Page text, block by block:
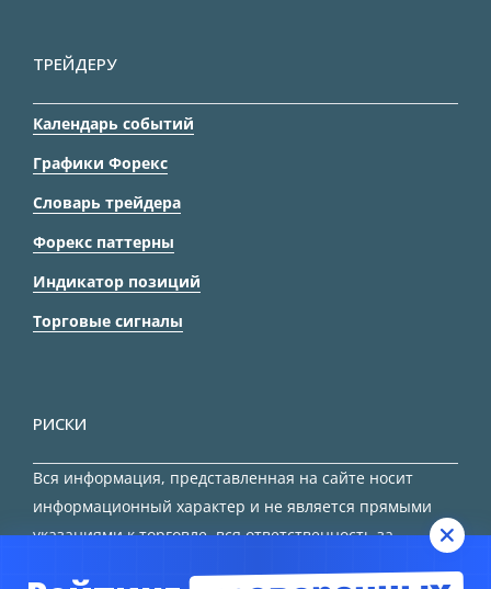
ТРЕЙДЕРУ
Календарь событий
Графики Форекс
Словарь трейдера
Форекс паттерны
Индикатор позиций
Торговые сигналы
РИСКИ
Вся информация, представленная на сайте носит
информационный характер и не является прямыми
указаниями к торговле, вся ответственность за